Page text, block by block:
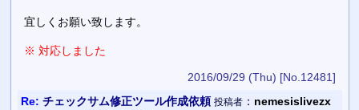
宜しくお願い致します。
※ 対応しました
2016/09/29 (Thu) [No.12481]
Re: チェックサム修正ツール作成依頼 投稿者： nemesislivezx